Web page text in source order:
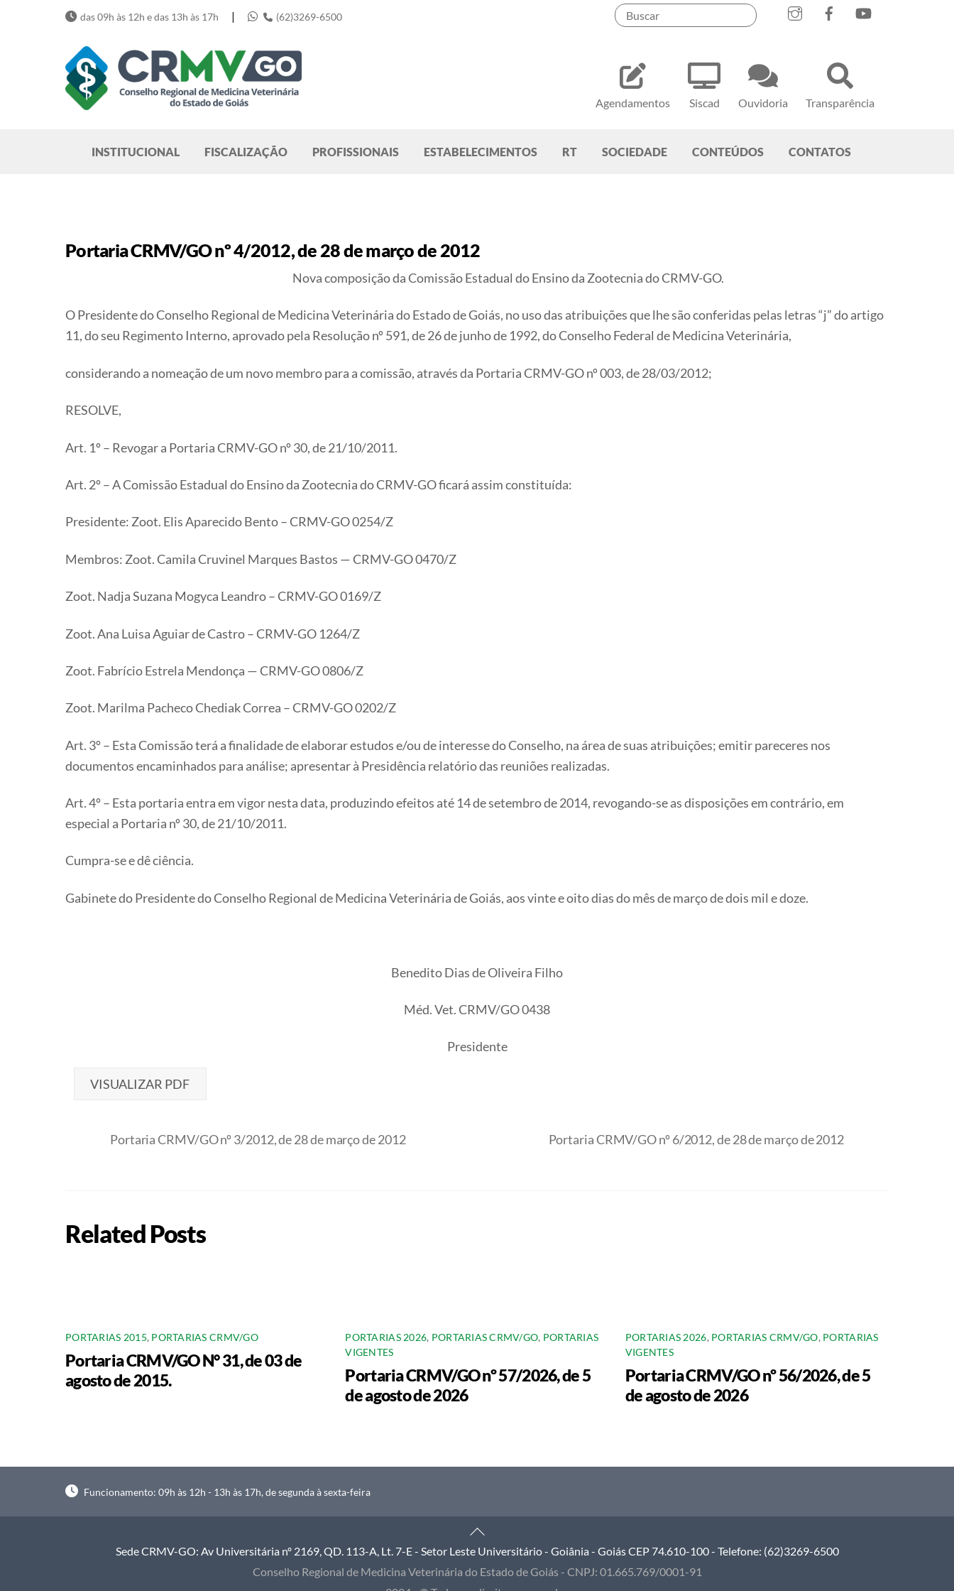
Agendamentos Siscad Ouvidoria Transparência
das 09h às 12h e das 13h às 17h | (62)3269-6500
INSTITUCIONAL FISCALIZAÇÃO PROFISSIONAIS ESTABELECIMENTOS RT SOCIEDADE CONTEÚDOS CONTATOS
Portaria CRMV/GO nº 4/2012, de 28 de março de 2012
Nova composição da Comissão Estadual do Ensino da Zootecnia do CRMV-GO.
O Presidente do Conselho Regional de Medicina Veterinária do Estado de Goiás, no uso das atribuições que lhe são conferidas pelas letras “j” do artigo
11, do seu Regimento Interno, aprovado pela Resolução nº 591, de 26 de junho de 1992, do Conselho Federal de Medicina Veterinária,
considerando a nomeação de um novo membro para a comissão, através da Portaria CRMV-GO nº 003, de 28/03/2012;
RESOLVE,
Art. 1º – Revogar a Portaria CRMV-GO nº 30, de 21/10/2011.
Art. 2º – A Comissão Estadual do Ensino da Zootecnia do CRMV-GO ficará assim constituída:
Presidente: Zoot. Elis Aparecido Bento – CRMV-GO 0254/Z
Membros: Zoot. Camila Cruvinel Marques Bastos — CRMV-GO 0470/Z
Zoot. Nadja Suzana Mogyca Leandro – CRMV-GO 0169/Z
Zoot. Ana Luisa Aguiar de Castro – CRMV-GO 1264/Z
Zoot. Fabrício Estrela Mendonça — CRMV-GO 0806/Z
Zoot. Marilma Pacheco Chediak Correa – CRMV-GO 0202/Z
Art. 3º – Esta Comissão terá a finalidade de elaborar estudos e/ou de interesse do Conselho, na área de suas atribuições; emitir pareceres nos
documentos encaminhados para análise; apresentar à Presidência relatório das reuniões realizadas.
Art. 4º – Esta portaria entra em vigor nesta data, produzindo efeitos até 14 de setembro de 2014, revogando-se as disposições em contrário, em
especial a Portaria nº 30, de 21/10/2011.
Cumpra-se e dê ciência.
Gabinete do Presidente do Conselho Regional de Medicina Veterinária de Goiás, aos vinte e oito dias do mês de março de dois mil e doze.
Benedito Dias de Oliveira Filho
Méd. Vet. CRMV/GO 0438
Presidente
VISUALIZAR PDF
Portaria CRMV/GO nº 3/2012, de 28 de março de 2012 Portaria CRMV/GO nº 6/2012, de 28 de março de 2012
Related Posts
PORTARIAS 2015, PORTARIAS CRMV/GO
Portaria CRMV/GO N° 31, de 03 de
agosto de 2015.
PORTARIAS 2026, PORTARIAS CRMV/GO, PORTARIAS
VIGENTES
Portaria CRMV/GO nº 57/2026, de 5
de agosto de 2026
PORTARIAS 2026, PORTARIAS CRMV/GO, PORTARIAS
VIGENTES
Portaria CRMV/GO nº 56/2026, de 5
de agosto de 2026
Funcionamento: 09h às 12h - 13h às 17h, de segunda à sexta-feira
Back
To
Top
Sede CRMV-GO: Av Universitária nº 2169, QD. 113-A, Lt. 7-E - Setor Leste Universitário - Goiânia - Goiás CEP 74.610-100 - Telefone: (62)3269-6500
Conselho Regional de Medicina Veterinária do Estado de Goiás - CNPJ: 01.665.769/0001-91